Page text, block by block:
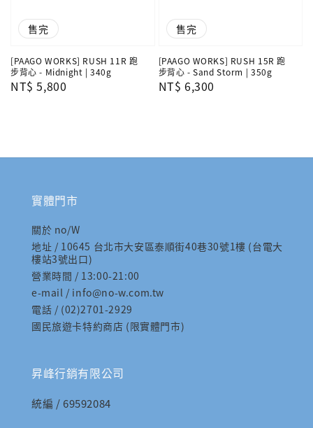
售完
[PAAGO WORKS] RUSH 11R 跑
步背心 - Midnight | 340g
Regular
NT$ 5,800
售完
[PAAGO WORKS] RUSH 15R 跑
步背心 - Sand Storm | 350g
Regular
NT$ 6,300
實體門市
關於 no/W
地址 / 10645 台北市大安區泰順街40巷30號1樓 (台電大
樓站3號出口)
營業時間 / 13:00-21:00
e-mail / info@no-w.com.tw
電話 / (02)2701-2929
國民旅遊卡特約商店 (限實體門市)
昇峰行銷有限公司
統編 / 69592084